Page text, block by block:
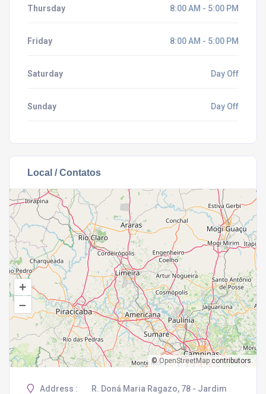
Thursday 8:00 AM - 5:00 PM
Friday 8:00 AM - 5:00 PM
Saturday Day Off
Sunday Day Off
Local / Contatos
+
–
©OpenStreetMapcontributors.
Address :
R. Doná Maria Ragazo, 78 - Jardim